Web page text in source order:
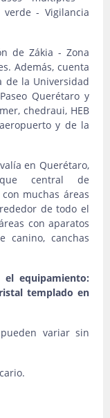
- Vigilancia
de Zákia - Zona
Además, cuenta
de la Universidad
Querétaro y
chedraui, HEB
y de la
en Querétaro,
central de
muchas áreas
de todo el
con aparatos
canino, canchas
equipamiento:
templado en
variar sin